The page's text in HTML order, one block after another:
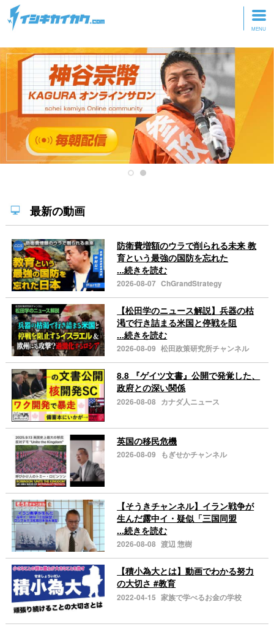
トップページ
動画を見る
記事を読む
セミナーに参加
研修・ツアーに参加
最新の動画
防衛費増額のウラで削られる未来 教
育という最強の国防を忘れた
...続きを読む
2026-08-07 ChGrandStrategy
【松田学のニュース解説】兵器の枯
渇で行き詰まる米国と停戦を阻
...続きを読む
2026-08-09 松田政策研究所チャンネル
8.8 『ゲイツ文書』公開で発覚した、
政府との深い関係
2026-08-08 カナダ人ニュース
英国の移民危機
2026-08-09 もぎせかチャンネル
【そうきチャンネル】イラン戦争が
生んだ露中イ・疑似「三国同盟
...続きを読む
2026-08-08 渡辺 惣樹
【積小為大とは】動画でわかる努力
の大切さ #教育
2022-04-15 家族で学べるお金の学校